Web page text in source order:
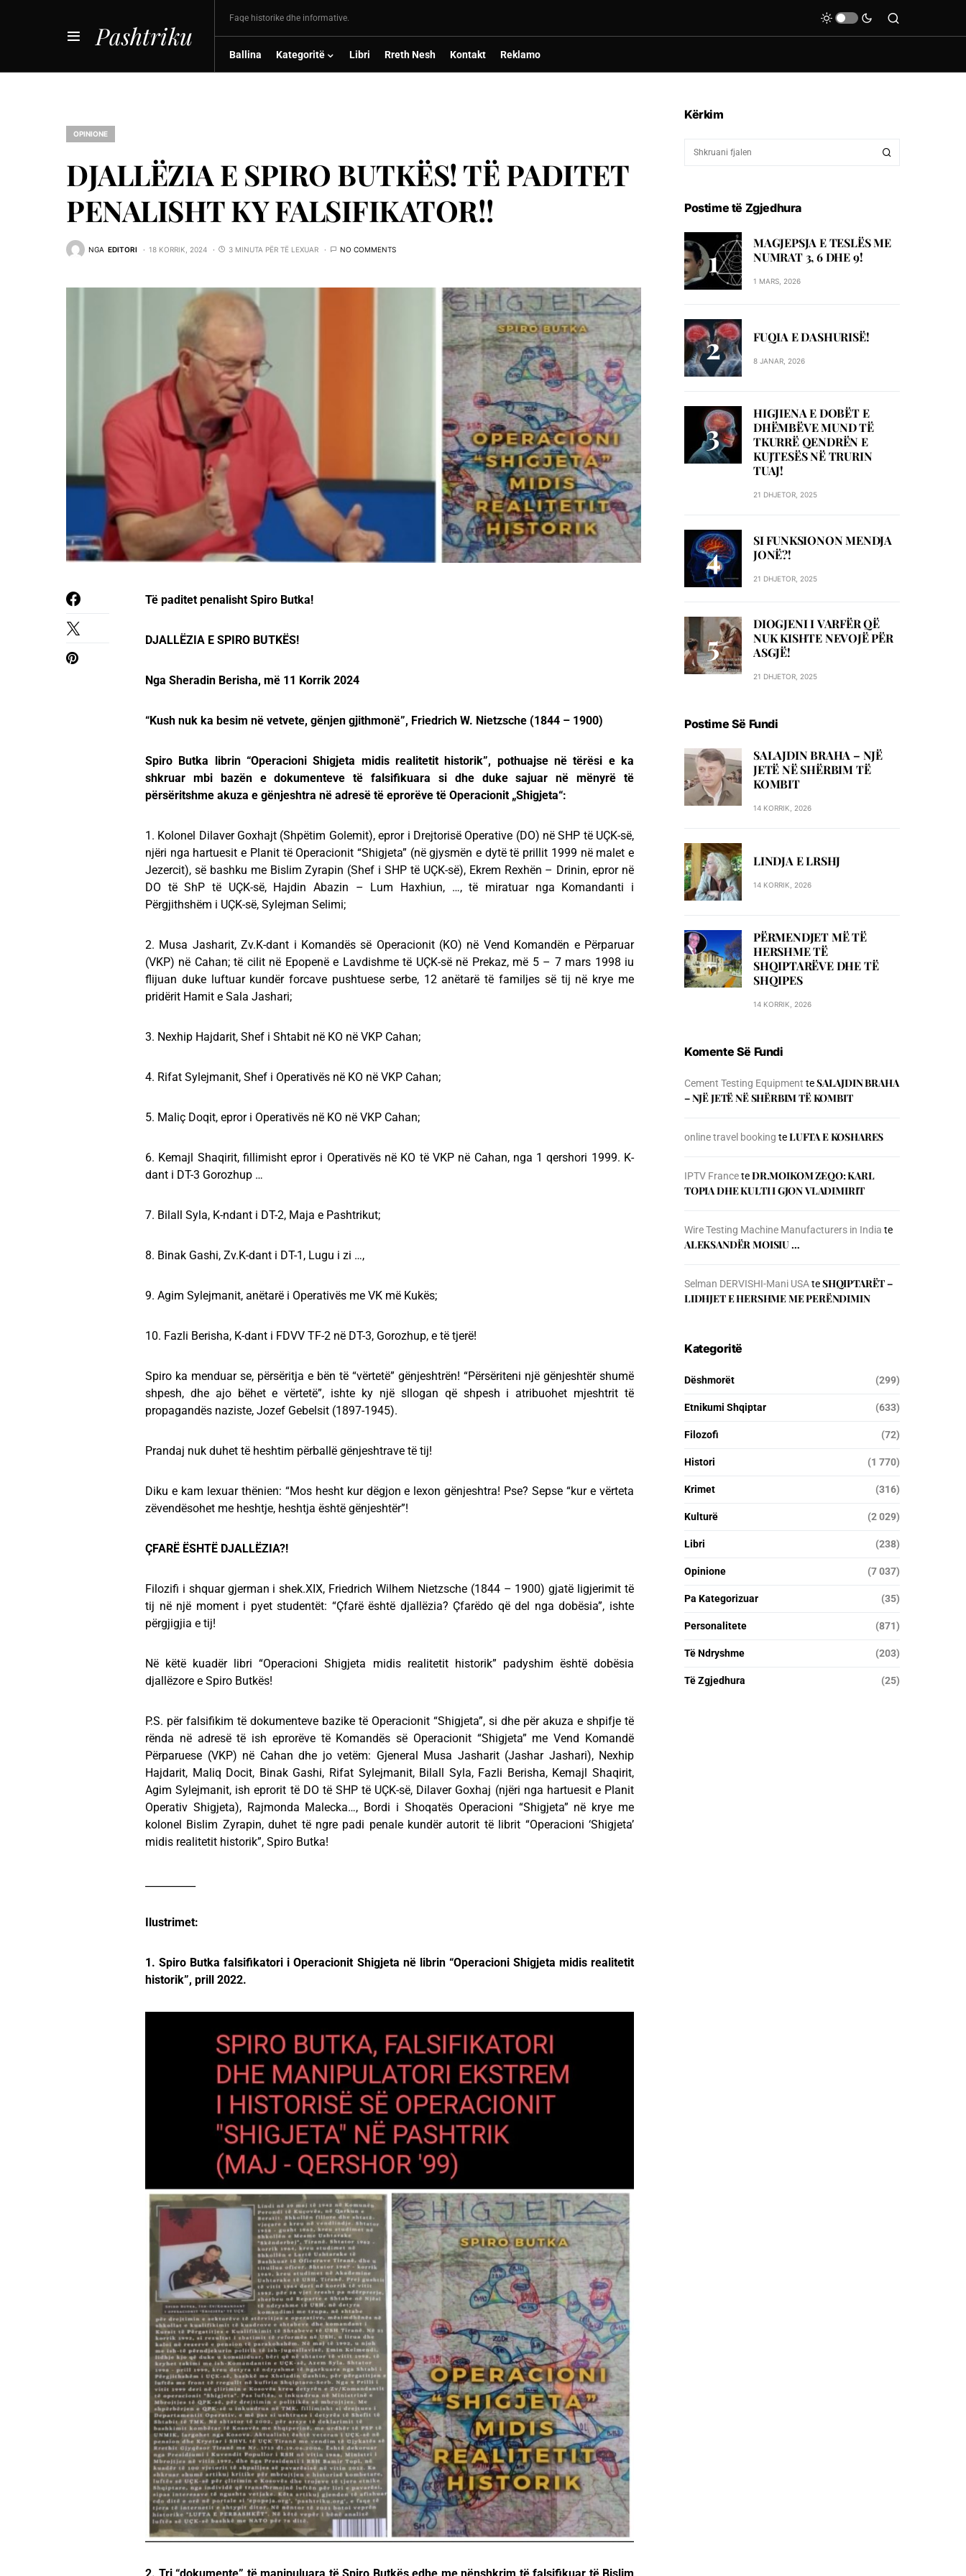
Pashtriku
Faqe historike dhe informative.
Ballina Kategoritë Libri Rreth Nesh Kontakt Reklamo
OPINIONE
DJALLËZIA E SPIRO BUTKËS! TË PADITET
PENALISHT KY FALSIFIKATOR!!
NGA EDITORI 18 KORRIK, 2024 3 MINUTA PËR TË LEXUAR NO COMMENTS
Të paditet penalisht Spiro Butka!
DJALLËZIA E SPIRO BUTKËS!
Nga Sheradin Berisha, më 11 Korrik 2024
“Kush nuk ka besim në vetvete, gënjen gjithmonë”, Friedrich W. Nietzsche (1844 – 1900)
Spiro Butka librin “Operacioni Shigjeta midis realitetit historik”, pothuajse në tërësi e ka
shkruar mbi bazën e dokumenteve të falsifikuara si dhe duke sajuar në mënyrë të
përsëritshme akuza e gënjeshtra në adresë të eprorëve të Operacionit „Shigjeta“:
1. Kolonel Dilaver Goxhajt (Shpëtim Golemit), epror i Drejtorisë Operative (DO) në SHP të UÇK-së,
njëri nga hartuesit e Planit të Operacionit “Shigjeta” (në gjysmën e dytë të prillit 1999 në malet e
Jezercit), së bashku me Bislim Zyrapin (Shef i SHP të UÇK-së), Ekrem Rexhën – Drinin, epror në
DO të ShP të UÇK-së, Hajdin Abazin – Lum Haxhiun, …, të miratuar nga Komandanti i
Përgjithshëm i UÇK-së, Sylejman Selimi;
2. Musa Jasharit, Zv.K-dant i Komandës së Operacionit (KO) në Vend Komandën e Përparuar
(VKP) në Cahan; të cilit në Epopenë e Lavdishme të UÇK-së në Prekaz, më 5 – 7 mars 1998 iu
flijuan duke luftuar kundër forcave pushtuese serbe, 12 anëtarë të familjes së tij në krye me
pridërit Hamit e Sala Jashari;
3. Nexhip Hajdarit, Shef i Shtabit në KO në VKP Cahan;
4. Rifat Sylejmanit, Shef i Operativës në KO në VKP Cahan;
5. Maliç Doqit, epror i Operativës në KO në VKP Cahan;
6. Kemajl Shaqirit, fillimisht epror i Operativës në KO të VKP në Cahan, nga 1 qershori 1999. K-
dant i DT-3 Gorozhup …
7. Bilall Syla, K-ndant i DT-2, Maja e Pashtrikut;
8. Binak Gashi, Zv.K-dant i DT-1, Lugu i zi …,
9. Agim Sylejmanit, anëtarë i Operativës me VK më Kukës;
10. Fazli Berisha, K-dant i FDVV TF-2 në DT-3, Gorozhup, e të tjerë!
Spiro ka menduar se, përsëritja e bën të “vërtetë” gënjeshtrën! “Përsëriteni një gënjeshtër shumë
shpesh, dhe ajo bëhet e vërtetë”, ishte ky një sllogan që shpesh i atribuohet mjeshtrit të
propagandës naziste, Jozef Gebelsit (1897-1945).
Prandaj nuk duhet të heshtim përballë gënjeshtrave të tij!
Diku e kam lexuar thënien: “Mos hesht kur dëgjon e lexon gënjeshtra! Pse? Sepse “kur e vërteta
zëvendësohet me heshtje, heshtja është gënjeshtër”!
ÇFARË ËSHTË DJALLËZIA?!
Filozifi i shquar gjerman i shek.XIX, Friedrich Wilhem Nietzsche (1844 – 1900) gjatë ligjerimit të
tij në një moment i pyet studentët: “Çfarë është djallëzia? Çfarëdo që del nga dobësia”, ishte
përgjigjia e tij!
Në këtë kuadër libri “Operacioni Shigjeta midis realitetit historik” padyshim është dobësia
djallëzore e Spiro Butkës!
P.S. për falsifikim të dokumenteve bazike të Operacionit “Shigjeta”, si dhe për akuza e shpifje të
rënda në adresë të ish eprorëve të Komandës së Operacionit “Shigjeta” me Vend Komandë
Përparuese (VKP) në Cahan dhe jo vetëm: Gjeneral Musa Jasharit (Jashar Jashari), Nexhip
Hajdarit, Maliq Docit, Binak Gashi, Rifat Sylejmanit, Bilall Syla, Fazli Berisha, Kemajl Shaqirit,
Agim Sylejmanit, ish eprorit të DO të SHP të UÇK-së, Dilaver Goxhaj (njëri nga hartuesit e Planit
Operativ Shigjeta), Rajmonda Malecka…, Bordi i Shoqatës Operacioni “Shigjeta” në krye me
kolonel Bislim Zyrapin, duhet të ngre padi penale kundër autorit të librit “Operacioni ‘Shigjeta’
midis realitetit historik”, Spiro Butka!
Ilustrimet:
1. Spiro Butka falsifikatori i Operacionit Shigjeta në librin “Operacioni Shigjeta midis realitetit
historik”, prill 2022.
Kërkim
Postime të Zgjedhura
MAGJEPSJA E TESLËS ME
NUMRAT 3, 6 DHE 9!
1 MARS, 2026
FUQIA E DASHURISË!
8 JANAR, 2026
HIGJIENA E DOBËT E
DHËMBËVE MUND TË
TKURRË QENDRËN E
KUJTESËS NË TRURIN
TUAJ!
21 DHJETOR, 2025
SI FUNKSIONON MENDJA
JONË?!
21 DHJETOR, 2025
DIOGJENI I VARFËR QË
NUK KISHTE NEVOJË PËR
ASGJË!
21 DHJETOR, 2025
Postime Së Fundi
SALAJDIN BRAHA – NJЁ
JETЁ NЁ SHЁRBIM TЁ
KOMBIT
14 KORRIK, 2026
LINDJA E LRSHJ
14 KORRIK, 2026
PËRMENDJET MË TË
HERSHME TË
SHQIPTARËVE DHE TË
SHQIPES
14 KORRIK, 2026
Komente Së Fundi
Cement Testing Equipment teSALAJDIN BRAHA
– NJЁ JETЁ NЁ SHЁRBIM TЁ KOMBIT
online travel booking teLUFTA E KOSHARES
IPTV FranceteDR.MOIKOM ZEQO: KARL
TOPIA DHE KULTI I GJON VLADIMIRIT
Wire Testing Machine Manufacturers in India te
ALEKSANDËR MOISIU …
Selman DERVISHI-Mani USAteSHQIPTARËT –
LIDHJET E HERSHME ME PERËNDIMIN
Kategoritë
Dëshmorët (299)
Etnikumi Shqiptar (633)
Filozofi (72)
Histori (1 770)
Krimet (316)
Kulturë (2 029)
Libri (238)
Opinione (7 037)
Pa Kategorizuar (35)
Personalitete (871)
Të Ndryshme (203)
Të Zgjedhura (25)